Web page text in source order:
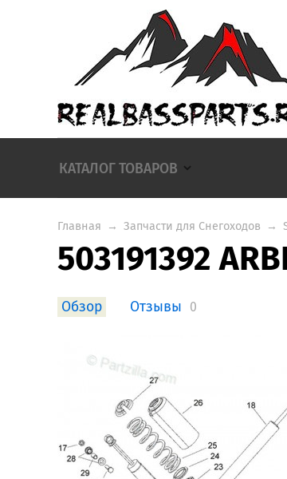
КАТАЛОГ ТОВАРОВ
Главная → Запчасти для Снегоходов →
503191392
Обзор Отзывы 0